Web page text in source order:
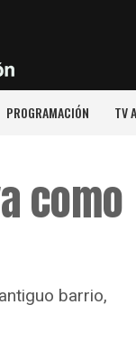
PROGRAMACIÓN TV
como
barrio,